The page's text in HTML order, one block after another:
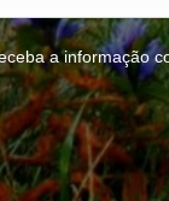
a informação